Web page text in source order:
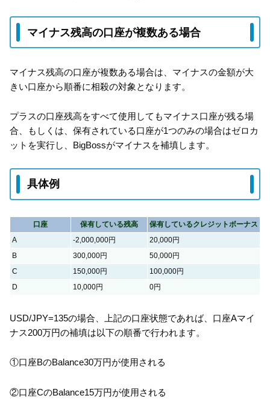
マイナス残高の口座が複数ある場合
マイナス残高の口座が複数ある場合は、マイナスの金額が大
きい口座から順番に相殺の対象となります。
プラスの口座残高をすべて使用してもマイナス口座が残る場
合、もしくは、保有されている口座が1つのみの場合はゼロカ
ットを実行し、BigBossがマイナスを補填します。
具体例
口座 保有している残高
保有しているクレジットボーナス
A
-2,000,000円
20,000円
B
300,000円
50,000円
C
150,000円
100,000円
D
10,000円 0円
USD/JPY=135の場合、上記の口座状態であれば、口座Aマイ
ナス200万円の補填は以下の順番で行われます。
①口座BのBalance30万円が使用される
②口座CのBalance15万円が使用される